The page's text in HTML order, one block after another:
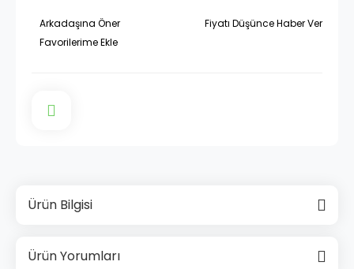
Arkadaşına Öner Fiyatı Düşünce Haber Ver
Ürün Bilgisi
Ürün Yorumları